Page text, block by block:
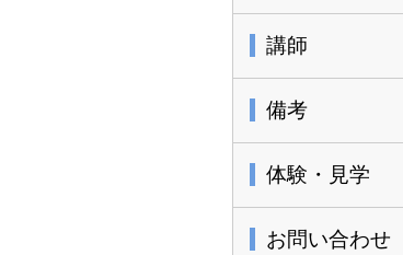
講師
備考
体験・見学
お問い合わせ